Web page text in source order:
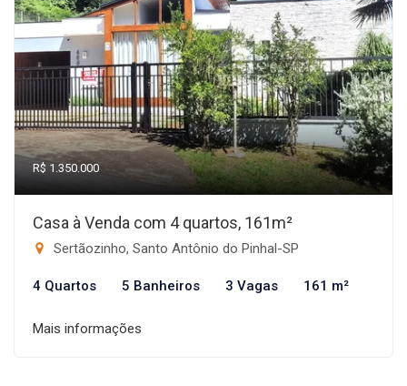
R$ 1.350.000
Casa à Venda com 4 quartos, 161m²
Sertãozinho, Santo Antônio do Pinhal-SP
4 Quartos 5 Banheiros 3 Vagas 161 m²
Mais informações